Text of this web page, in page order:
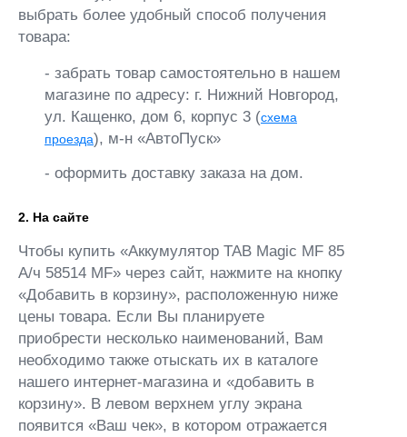
выбрать более удобный способ получения
товара:
- забрать товар самостоятельно в нашем
магазине по адресу: г. Нижний Новгород,
ул. Кащенко, дом 6, корпус 3 (схема
проезда), м-н «АвтоПуск»
- оформить доставку заказа на дом.
2. На сайте
Чтобы купить «Аккумулятор TAB Magic MF 85
А/ч 58514 MF» через сайт, нажмите на кнопку
«Добавить в корзину», расположенную ниже
цены товара. Если Вы планируете
приобрести несколько наименований, Вам
необходимо также отыскать их в каталоге
нашего интернет-магазина и «добавить в
корзину». В левом верхнем углу экрана
появится «Ваш чек», в котором отражается